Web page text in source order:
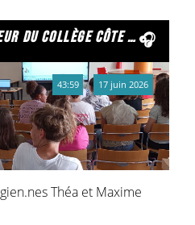
du collège côte legris
Théa et Maxime
43:59 17 juin 2026